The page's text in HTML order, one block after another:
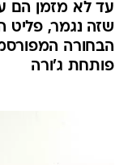
עד לא מזמן הם
שזה נגמר, פליט
הבחורה
פותחת ג'ורה